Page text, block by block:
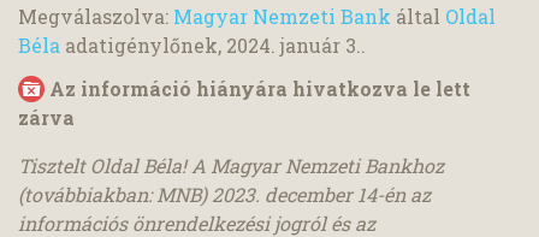
Megválaszolva: Magyar Nemzeti Bank által Oldal
Béla adatigénylőnek, 2024. január 3..
Az információ hiányára hivatkozva le lett
zárva
Tisztelt Oldal Béla! A Magyar Nemzeti Bankhoz
(továbbiakban: MNB) 2023. december 14-én az
információs önrendelkezési jogról és az